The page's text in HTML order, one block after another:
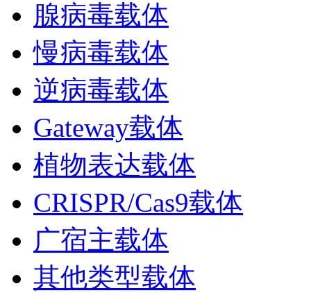
腺病毒载体
慢病毒载体
逆病毒载体
Gateway载体
植物表达载体
CRISPR/Cas9载体
广宿主载体
其他类型载体